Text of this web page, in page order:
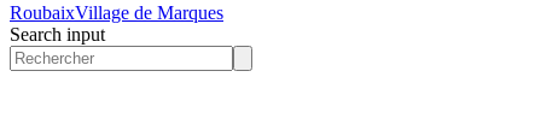
RoubaixVillage de Marques
Search input